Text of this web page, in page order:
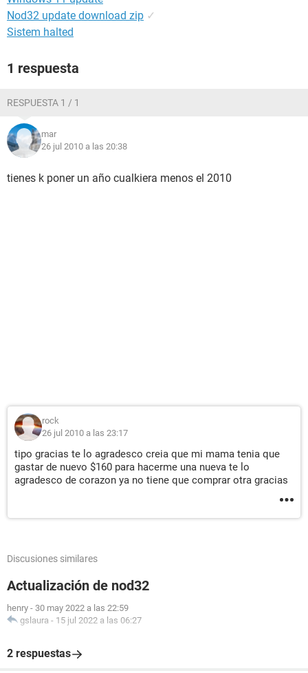
Nod32 update download zip ✓
Sistem halted
1 respuesta
RESPUESTA 1 / 1
mar
26 jul 2010 a las 20:38
tienes k poner un año cualkiera menos el 2010
rock
26 jul 2010 a las 23:17
tipo gracias te lo agradesco creia que mi mama tenia que
gastar de nuevo $160 para hacerme una nueva te lo
agradesco de corazon ya no tiene que comprar otra gracias
Discusiones similares
Actualización de nod32
henry - 30 may 2022 a las 22:59
gslaura - 15 jul 2022 a las 06:27
2 respuestas